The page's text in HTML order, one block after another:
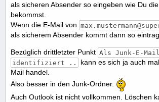
als sicheren Absender so eingeben wie Du
bekommst.
Wenn die E-Mail von
als sicherem Absender kommt dann so
Bezüglich drittletzter Punkt Als Junk-E-Mail
identifiziert ..
kann es sich ja auch
Mail handel.
Also besser in den Junk-Ordner.
Auch Outlook ist nicht vollkommen. Löschen